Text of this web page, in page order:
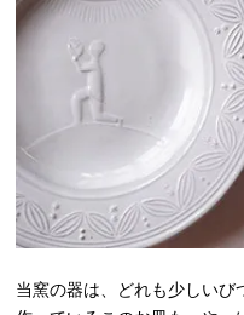
当窯の器は、どれも少しい